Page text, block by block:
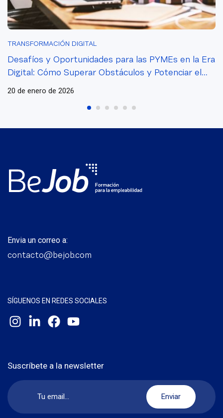
TRANSFORMACIÓN DIGITAL
Desafíos y Oportunidades para las PYMEs en la Era
Digital: Cómo Superar Obstáculos y Potenciar el
Crecimiento
20 de enero de 2026
Suscríbete a la newsletter
Envia un correo a:
contacto@bejob.com
SÍGUENOS EN REDES SOCIALES